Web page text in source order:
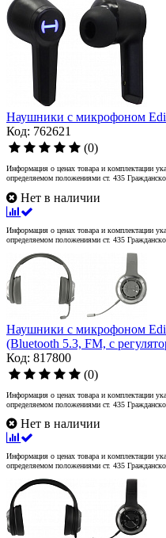
Наушники с микрофоном
Код: 762621
(0)
Информация о ценах товара и комплектации
определяемом положениями ст. 435
Нет в наличии
Информация о ценах товара и комплектации
определяемом положениями ст. 435
Наушники с микрофоном
(Bluetooth 5.3, FM, с
Код: 817800
(0)
Информация о ценах товара и комплектации
определяемом положениями ст. 435
Нет в наличии
Информация о ценах товара и комплектации
определяемом положениями ст. 435